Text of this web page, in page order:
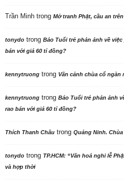
Trần Minh trong Mở tranh Phật, cầu an
tonydo trong Báo Tuổi trẻ phản ảnh về
bán với giá 60 tỉ đồng?
kennytruong trong Vãn cảnh chùa cổ ngàn
kennytruong trong Báo Tuổi trẻ phản ảnh
rao bán với giá 60 tỉ đồng?
Thích Thanh Châu trong Quảng Ninh.
tonydo trong TP.HCM: “Văn hoá nghi lễ
và hợp thời